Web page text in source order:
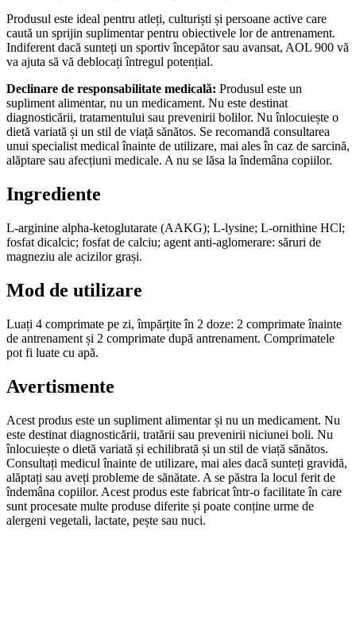
Produsul este ideal pentru atleți, culturiști și persoane active care
caută un sprijin suplimentar pentru obiectivele lor de antrenament.
Indiferent dacă sunteți un sportiv începător sau avansat, AOL 900 vă
va ajuta să vă deblocați întregul potențial.
Declinare de responsabilitate medicală: Produsul este un
supliment alimentar, nu un medicament. Nu este destinat
diagnosticării, tratamentului sau prevenirii bolilor. Nu înlocuiește o
dietă variată și un stil de viață sănătos. Se recomandă consultarea
unui specialist medical înainte de utilizare, mai ales în caz de sarcină,
alăptare sau afecțiuni medicale. A nu se lăsa la îndemâna copiilor.
Ingrediente
L-arginine alpha-ketoglutarate (AAKG); L-lysine; L-ornithine HCl;
fosfat dicalcic; fosfat de calciu; agent anti-aglomerare: săruri de
magneziu ale acizilor grași.
Mod de utilizare
Luați 4 comprimate pe zi, împărțite în 2 doze: 2 comprimate înainte
de antrenament și 2 comprimate după antrenament. Comprimatele
pot fi luate cu apă.
Avertismente
Acest produs este un supliment alimentar și nu un medicament. Nu
este destinat diagnosticării, tratării sau prevenirii niciunei boli. Nu
înlocuiește o dietă variată și echilibrată și un stil de viață sănătos.
Consultați medicul înainte de utilizare, mai ales dacă sunteți gravidă,
alăptați sau aveți probleme de sănătate. A se păstra la locul ferit de
îndemâna copiilor. Acest produs este fabricat într-o facilitate în care
sunt procesate multe produse diferite și poate conține urme de
alergeni vegetali, lactate, pește sau nuci.